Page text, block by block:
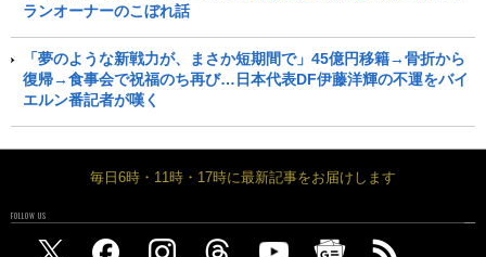
ランオーナーのこぼれ話
「夢のような新戦力が、まさか短期間で」45億円移籍→骨折から
復帰→食事会で祝福のち再び…日本代表DF伊藤洋輝の不運をバイ
エルン番記者が嘆く
毎日6時・11時・17時に最新記事をお届けします
FOLLOW US